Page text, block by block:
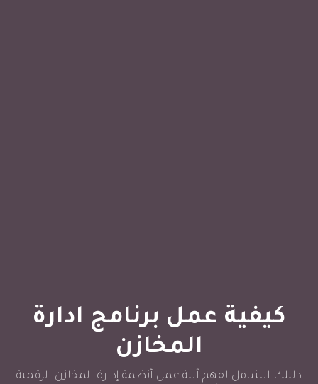
كيفية عمل برنامج ادارة
المخازن
دليلك الشامل لفهم آلية عمل أنظمة إدارة المخازن الرقمية